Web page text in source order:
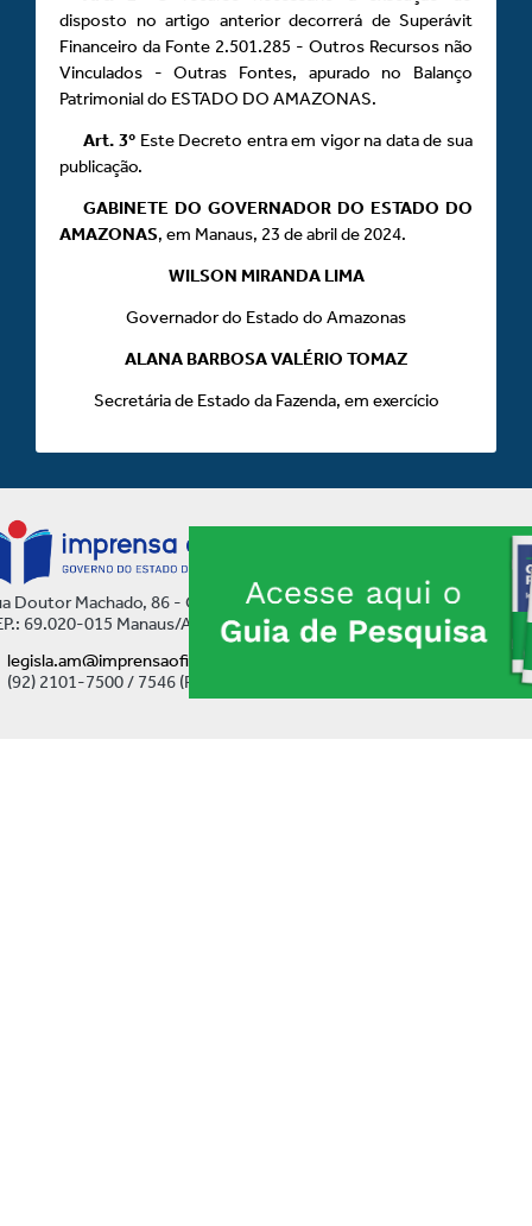
disposto no artigo anterior decorrerá de Superávit
Financeiro da Fonte 2.501.285 - Outros Recursos não
Vinculados - Outras Fontes, apurado no Balanço
Patrimonial do ESTADO DO AMAZONAS.
Art. 3ºEste Decreto entra em vigor na data de sua
publicação.
GABINETE DO GOVERNADOR DO ESTADO DO
AMAZONAS, em Manaus, 23 de abril de 2024.
WILSON MIRANDA LIMA
Governador do Estado do Amazonas
ALANA BARBOSA VALÉRIO TOMAZ
Secretária de Estado da Fazenda, em exercício
Doutor Machado, 86 - Centro
69.020-015 Manaus/AM
legisla.am@imprensaoficial.am.gov.br
(92) 2101-7500 / 7546 (Ramal)